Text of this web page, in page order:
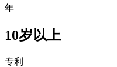
年
10岁以上
专利